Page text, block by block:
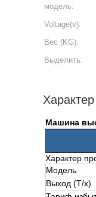
модель:
Voltage(v):
Вес (KG):
Выделить:
Машина
Характер
Модель
Выход (Т/х)